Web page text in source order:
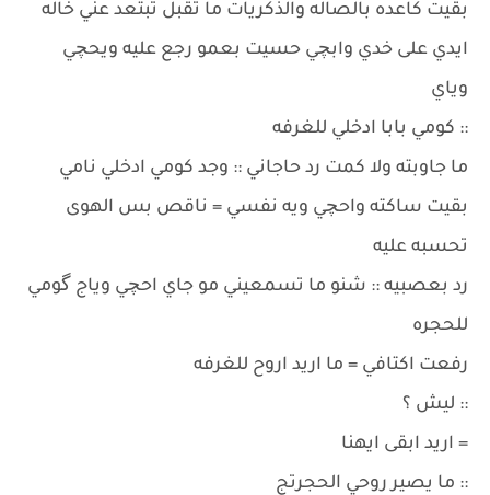
بقيت كاعده بالصاله والذكريات ما تقبل تبتعد عني خاله
ايدي على خدي وابچي حسيت بعمو رجع عليه ويحچي
وياي
:: كومي بابا ادخلي للغرفه
ما جاوبته ولا كمت رد حاجاني :: وجد كومي ادخلي نامي
بقيت ساكته واحچي ويه نفسي = ناقص بس الهوى
تحسبه عليه
رد بعصبيه :: شنو ما تسمعيني مو جاي احچي وياج گومي
للحجره
رفعت اكتافي = ما اريد اروح للغرفه
:: ليش ؟
= اريد ابقى ايهنا
:: ما يصير روحي الحجرتج